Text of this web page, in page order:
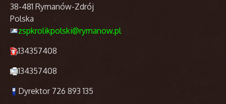
38-481 Rymanów-Zdrój
Polska
zspkrolikpolski@rymanow.pl
134357408
134357408
Dyrektor 726 893 135